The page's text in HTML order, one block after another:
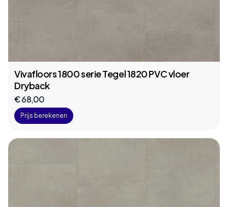
Vivafloors 1800 serie Tegel 1820 PVC vloer
Dryback
€ 68,00
Prijs berekenen